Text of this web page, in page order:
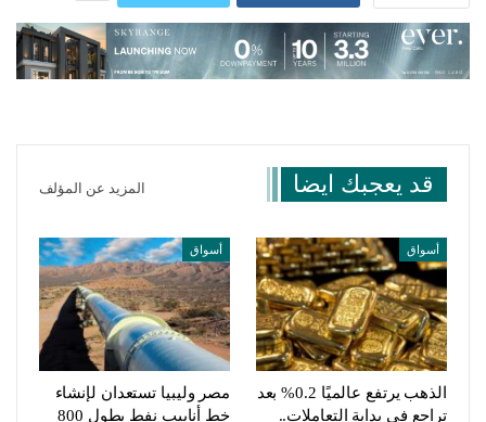
قد يعجبك ايضا المزيد عن المؤلف
أسواق
الذهب يرتفع عالميًا 0.2% بعد
تراجع في بداية التعاملات..
أسواق
مصر وليبيا تستعدان لإنشاء
خط أنابيب نفط بطول 800